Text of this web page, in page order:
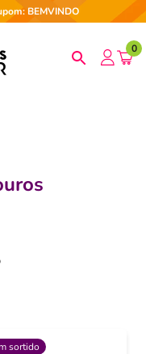
BEMVINDO
0
sortido